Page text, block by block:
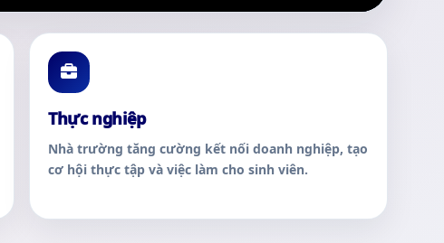
Thực nghiệp
Nhà trường tăng cường kết nối doanh nghiệp, tạo
cơ hội thực tập và việc làm cho sinh viên.